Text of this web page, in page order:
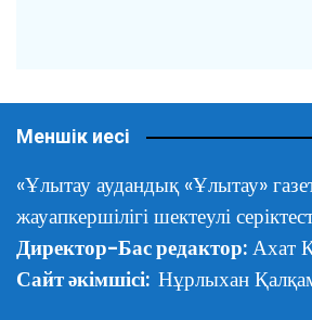
Меншік иесі
«Ұлытау аудандық «Ұлытау»
жауапкершілігі шектеулі
Директор-Бас редактор: Ахат
Сайт әкімшісі: Нұрлыхан